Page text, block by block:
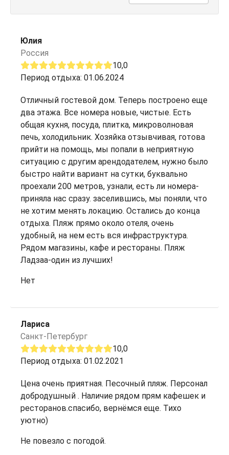
Юлия
Россия
10,0
Период отдыха: 01.06.2024
Отличный гостевой дом. Теперь построено еще
два этажа. Все номера новые, чистые. Есть
общая кухня, посуда, плитка, микроволновая
печь, холодильник. Хозяйка отзывчивая, готова
прийти на помощь, мы попали в неприятную
ситуацию с другим арендодателем, нужно было
быстро найти вариант на сутки, буквально
проехали 200 метров, узнали, есть ли номера-
приняла нас сразу. заселившись, мы поняли, что
не хотим менять локацию. Остались до конца
отдыха. Пляж прямо около отеля, очень
удобный, на нем есть вся инфраструктура.
Рядом магазины, кафе и рестораны. Пляж
Ладзаа-один из лучших!
Нет
Лариса
Санкт-Петербург
10,0
Период отдыха: 01.02.2021
Цена очень приятная. Песочный пляж. Персонал
добродушный . Наличие рядом прям кафешек и
ресторанов.спасибо, вернёмся еще. Тихо
уютно)
Не повезло с погодой.